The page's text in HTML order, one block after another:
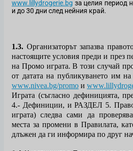
www.lillydrogerie.bg за целия период
и до 30 дни след нейния край.
1.3. Организаторът запазва
настоящите условия преди и през
на Промо играта. В този случай
от датата на публикуването им на
www.nivea.bg/promo и
Играта (съгласно дефиницията,
4.- Дефиниции, и РАЗДЕЛ 5.
играта) следва сами да
места за промени в Правилата,
длъжен да ги информира по друг